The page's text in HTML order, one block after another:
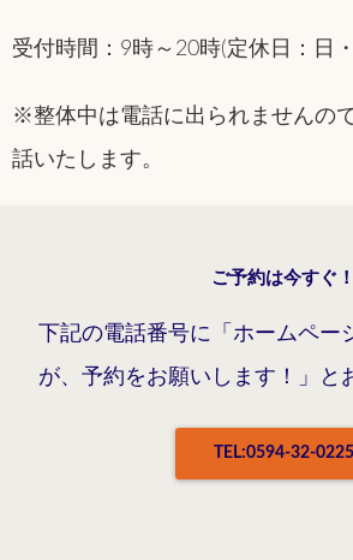
受付時間：9時～20時(定休日：日
※整体中は電話に出られませんの
話いたします。
ご予約は今すぐ！
下記の電話番号に「ホームペー
が、予約をお願いします！」と
TEL:0594-32-0225